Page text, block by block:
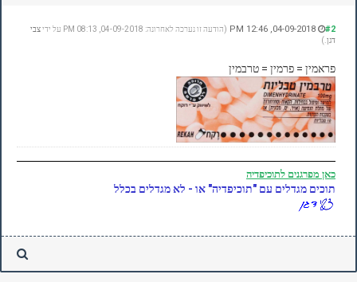
#2 (הודעה זו נערכה לאחרונה: 04-09-2018, 08:13 PM על ידי
צבי
דגן .)
פראמין = פרמין = טרבמין
כאן מפרגנים לתוכיפדיה
תוכים מגדלים עם "תוכיפדיה" או - לא מגדלים בכלל